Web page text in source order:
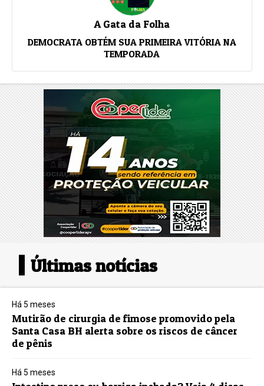
A Gata da Folha
DEMOCRATA OBTÉM SUA PRIMEIRA VITÓRIA NA
TEMPORADA
Últimas notícias
Há 5 meses
Mutirão de cirurgia de fimose promovido pela
Santa Casa BH alerta sobre os riscos de câncer
de pênis
Há 5 meses